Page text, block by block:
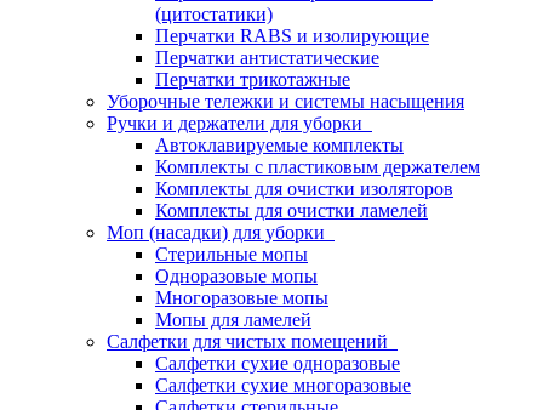
(цитостатики)
Перчатки RABS и изолирующие
Перчатки антистатические
Перчатки трикотажные
Уборочные тележки и системы насыщения
Ручки и держатели для уборки
Автоклавируемые комплекты
Комплекты с пластиковым держателем
Комплекты для очистки изоляторов
Комплекты для очистки ламелей
Моп (насадки) для уборки
Стерильные мопы
Одноразовые мопы
Многоразовые мопы
Мопы для ламелей
Салфетки для чистых помещений
Салфетки сухие одноразовые
Салфетки сухие многоразовые